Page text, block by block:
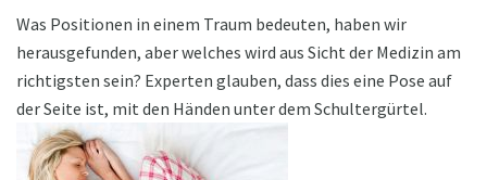
Was Positionen in einem Traum bedeuten, haben wir
herausgefunden, aber welches wird aus Sicht der Medizin am
richtigsten sein? Experten glauben, dass dies eine Pose auf
der Seite ist, mit den Händen unter dem Schultergürtel.